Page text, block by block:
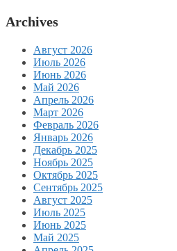
Archives
Август 2026
Июль 2026
Июнь 2026
Май 2026
Апрель 2026
Март 2026
Февраль 2026
Январь 2026
Декабрь 2025
Ноябрь 2025
Октябрь 2025
Сентябрь 2025
Август 2025
Июль 2025
Июнь 2025
Май 2025